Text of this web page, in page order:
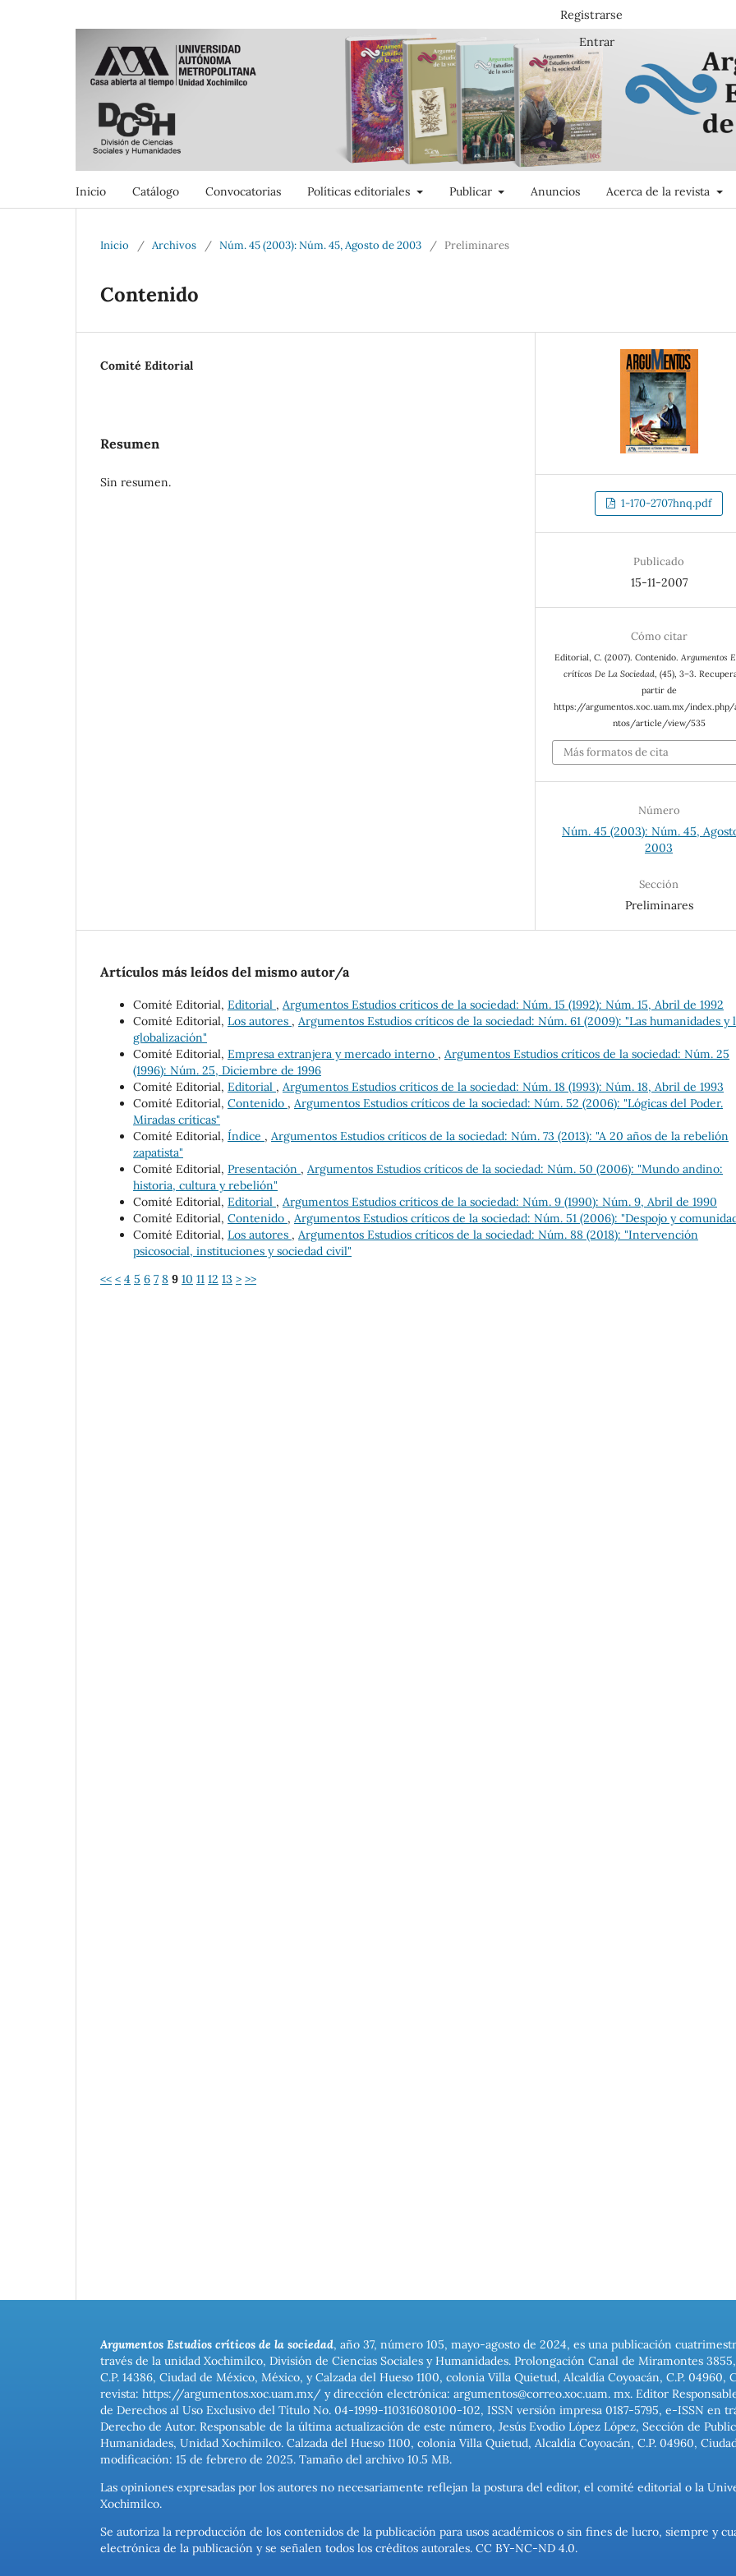
Inicio Catálogo Convocatorias Políticas editoriales Publicar Anuncios Acerca de la revista
Registrarse
Entrar
Inicio / Archivos / Núm. 45 (2003): Núm. 45, Agosto de 2003 / Preliminares
Contenido
Comité Editorial
Resumen
Sin resumen.
1-170-2707hnq.pdf
Publicado
15-11-2007
Cómo citar
Editorial, C. (2007). Contenido. Argumentos
críticos De La Sociedad, (45), 3–3.
partir de
https://argumentos.xoc.uam.mx/index.php/
ntos/article/view/535
Más formatos de cita
Número
Núm. 45 (2003): Núm. 45,
2003
Sección
Preliminares
Artículos más leídos del mismo autor/a
Comité Editorial, Editorial , Argumentos Estudios críticos de la sociedad: Núm. 15 (1992): Núm. 15, Abril de 1992
Comité Editorial, Los autores , Argumentos Estudios críticos de la sociedad: Núm. 61 (2009): "Las humanidades y
globalización"
Comité Editorial, Empresa extranjera y mercado interno , Argumentos Estudios críticos de la sociedad: Núm. 25
(1996): Núm. 25, Diciembre de 1996
Comité Editorial, Editorial , Argumentos Estudios críticos de la sociedad: Núm. 18 (1993): Núm. 18, Abril de 1993
Comité Editorial, Contenido , Argumentos Estudios críticos de la sociedad: Núm. 52 (2006): "Lógicas del Poder.
Miradas críticas"
Comité Editorial, Índice , Argumentos Estudios críticos de la sociedad: Núm. 73 (2013): "A 20 años de la rebelión
zapatista"
Comité Editorial, Presentación , Argumentos Estudios críticos de la sociedad: Núm. 50 (2006): "Mundo andino:
historia, cultura y rebelión"
Comité Editorial, Editorial , Argumentos Estudios críticos de la sociedad: Núm. 9 (1990): Núm. 9, Abril de 1990
Comité Editorial, Contenido , Argumentos Estudios críticos de la sociedad: Núm. 51 (2006): "Despojo y
Comité Editorial, Los autores , Argumentos Estudios críticos de la sociedad: Núm. 88 (2018): "Intervención
psicosocial, instituciones y sociedad civil"
<< < 4 5 6 7 8 9 10 11 12 13 > >>
Argumentos Estudios críticos de la sociedad, año 37, número 105, mayo-agosto de 2024, es una publicación
través de la unidad Xochimilco, División de Ciencias Sociales y Humanidades. Prolongación Canal de Miramontes
C.P. 14386, Ciudad de México, México, y Calzada del Hueso 1100, colonia Villa Quietud, Alcaldía Coyoacán, C.P.
revista: https://argumentos.xoc.uam.mx/ y dirección electrónica: argumentos@correo.xoc.uam. mx. Editor
de Derechos al Uso Exclusivo del Título No. 04-1999-110316080100-102, ISSN versión impresa 0187-5795, e-ISSN
Derecho de Autor. Responsable de la última actualización de este número, Jesús Evodio López López, Sección de
Humanidades, Unidad Xochimilco. Calzada del Hueso 1100, colonia Villa Quietud, Alcaldía Coyoacán, C.P. 04960,
modificación: 15 de febrero de 2025. Tamaño del archivo 10.5 MB.
Las opiniones expresadas por los autores no necesariamente reflejan la postura del editor, el comité editorial o la
Xochimilco.
Se autoriza la reproducción de los contenidos de la publicación para usos académicos o sin fines de lucro, siempre y
electrónica de la publicación y se señalen todos los créditos autorales. CC BY-NC-ND 4.0.